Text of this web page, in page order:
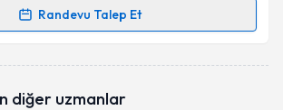
Randevu Talep Et
Takvimi Talebi
bu uzmandan randevu almanız için bir
diğer uzmanlar